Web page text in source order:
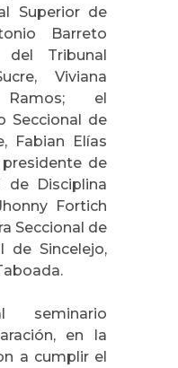
Superior de
Barreto
del Tribunal
Viviana
Ramos; el
Seccional de
Fabian Elías
de
de Disciplina
Fortich
Seccional de
de Sincelejo,
seminario
en la
a cumplir el